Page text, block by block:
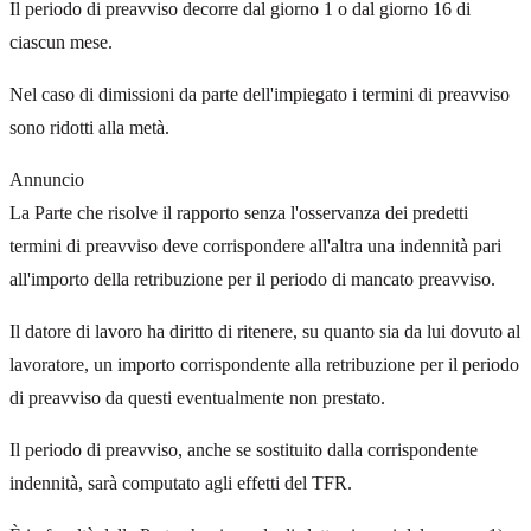
Il periodo di preavviso decorre dal giorno 1 o dal giorno 16 di
ciascun mese.
Nel caso di dimissioni da parte dell'impiegato i termini di preavviso
sono ridotti alla metà.
Annuncio
La Parte che risolve il rapporto senza l'osservanza dei predetti
termini di preavviso deve corrispondere all'altra una indennità pari
all'importo della retribuzione per il periodo di mancato preavviso.
Il datore di lavoro ha diritto di ritenere, su quanto sia da lui dovuto al
lavoratore, un importo corrispondente alla retribuzione per il periodo
di preavviso da questi eventualmente non prestato.
Il periodo di preavviso, anche se sostituito dalla corrispondente
indennità, sarà computato agli effetti del TFR.